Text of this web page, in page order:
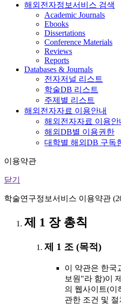
해외전자정보서비스 검색
Academic Journals
Ebooks
Dissertations
Conference Materials
Reviews
Reports
Databases & Journals
전자저널 리스트
학술DB 리스트
주제별 리스트
해외전자자료 이용안내
해외전자자료 이용안
해외DB별 이용권한
대학별 해외DB 구독
이용약관
닫기
학술연구정보서비스 이용약관
제 1 장 총칙
제 1 조 (목적)
이 약관은 한국
보원"라 함)이
의 웹사이트(이
관한 조건 및